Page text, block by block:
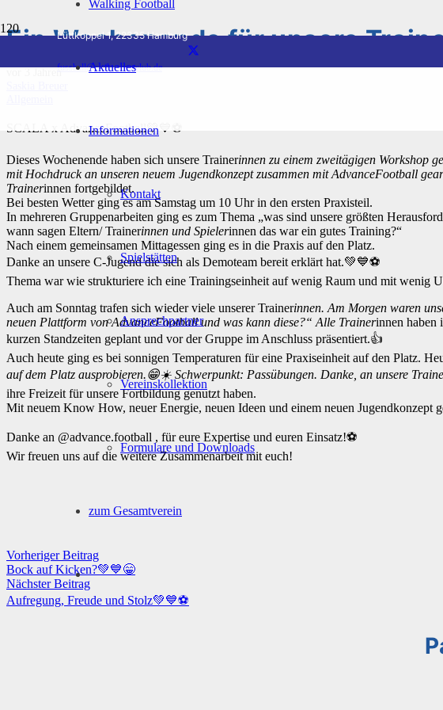
Lüttkoppel 1, 22335 Hamburg
fussball@scala-sportclub.de
Walking Football
Aktuelles
Informationen
Kontakt
Spielstätten
Ansprechpartner
Vereinskollektion
Formulare und Downloads
zum Gesamtverein
Ein Wochenende für unsere
SCALA x AdvanceFootball💚💙⚽️
Dieses Wochenende haben sich unsere Trainerinnen zu einem zweitägigen Workshop
mit Hochdruck an unseren neuem Jugendkonzept zusammen mit AdvanceFootball
Trainerinnen fortgebildet.
Bei besten Wetter ging es am Samstag um 10 Uhr in den ersten Praxisteil.
In mehreren Gruppenarbeiten ging es zum Thema „was sind unsere größten
wann sagen Eltern/ Trainerinnen und Spielerinnen das war ein gutes Training?“
Nach einem gemeinsamen Mittagessen ging es in die Praxis auf den Platz.
Danke an unsere C-Jugend die sich als Demoteam bereit erklärt hat.💚💙⚽️
Thema war wie strukturiere ich eine Trainingseinheit auf wenig Raum und mit wenig
Auch am Sonntag trafen sich wieder viele unserer Trainerinnen. Am Morgen waren
neuen Plattform von AdvanceFootball und was kann diese?“ Alle Trainerinnen haben
kurzen Standzeiten geplant und vor der Gruppe im Anschluss präsentiert.👍
Auch heute ging es bei sonnigen Temperaturen für eine Praxiseinheit auf den Platz.
auf dem Platz ausprobieren.😁☀️ Schwerpunkt: Passübungen. Danke, an unsere
ihre Freizeit für unsere Fortbildung genutzt haben.
Mit neuem Know How, neuer Energie, neuen Ideen und einem neuen Jugendkonzept
Danke an @advance.football , für eure Expertise und euren Einsatz!⚽️
Wir freuen uns auf die weitere Zusammenarbeit mit euch!
Vorheriger Beitrag
Bock auf Kicken?💚💙😁
Nächster Beitrag
Aufregung, Freude und Stolz💚💙⚽️